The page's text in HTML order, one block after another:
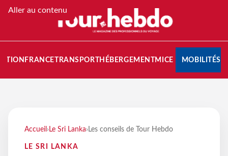
Aller au contenu
FRANCETRANSPORT HÉBERGEMENTMICE MOBILITÉS
Accueil › Le Sri Lanka› Les conseils de Tour Hebdo
LE SRI LANKA